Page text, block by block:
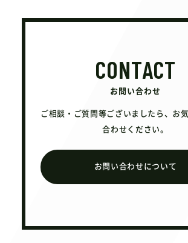
CONTACT
お問い合わせ
ご相談・ご質問等ございましたら、お
合わせください。
お問い合わせについて